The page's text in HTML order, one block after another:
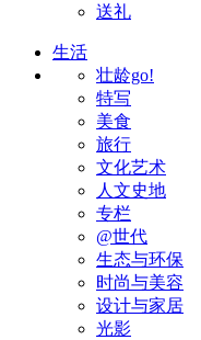
送礼
生活
壮龄go!
特写
美食
旅行
文化艺术
人文史地
专栏
@世代
生态与环保
时尚与美容
设计与家居
光影